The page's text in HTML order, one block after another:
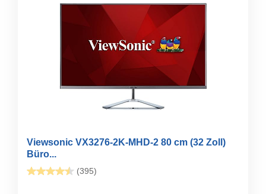
Viewsonic VX3276-2K-MHD-2 80 cm (32 Zoll)
Büro...
(395)